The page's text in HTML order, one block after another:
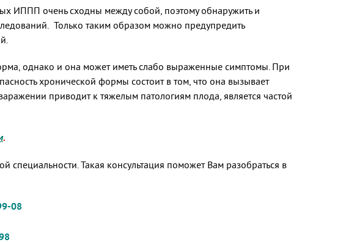
ИППП очень сходны между собой, поэтому обнаружить и
Только таким образом можно предупредить
однако и она может иметь слабо выраженные симптомы. При
хронической формы состоит в том, что она вызывает
приводит к тяжелым патологиям плода, является частой
.
Такая консультация поможет Вам разобраться в
08